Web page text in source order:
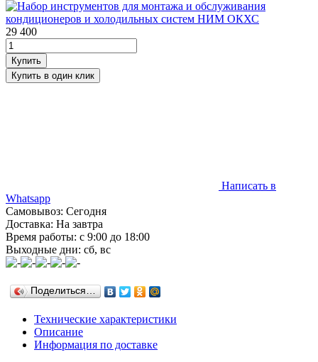
29 400
Написать в
Whatsapp
Самовывоз: Сегодня
Доставка: На завтра
Время работы: с 9:00 до 18:00
Выходные дни: сб, вс
Поделиться…
Технические характеристики
Описание
Информация по доставке